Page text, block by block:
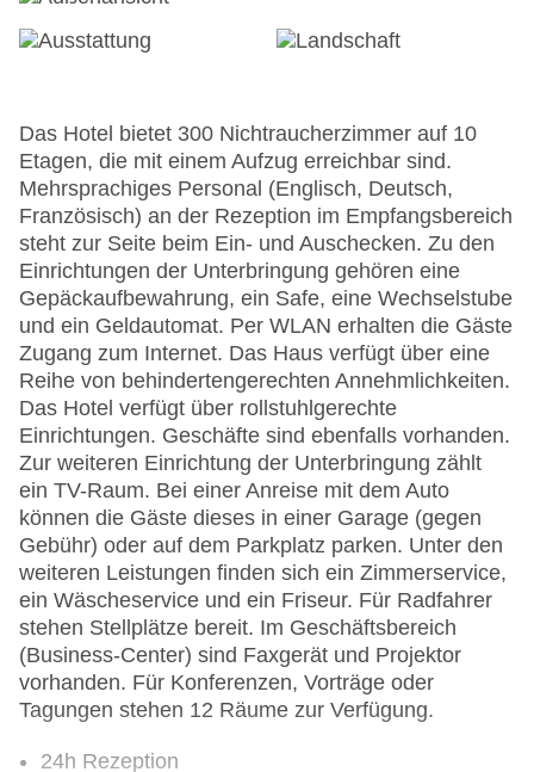
Das Hotel bietet 300 Nichtraucherzimmer auf 10
Etagen, die mit einem Aufzug erreichbar sind.
Mehrsprachiges Personal (Englisch, Deutsch,
Französisch) an der Rezeption im Empfangsbereich
steht zur Seite beim Ein- und Auschecken. Zu den
Einrichtungen der Unterbringung gehören eine
Gepäckaufbewahrung, ein Safe, eine Wechselstube
und ein Geldautomat. Per WLAN erhalten die Gäste
Zugang zum Internet. Das Haus verfügt über eine
Reihe von behindertengerechten Annehmlichkeiten.
Das Hotel verfügt über rollstuhlgerechte
Einrichtungen. Geschäfte sind ebenfalls vorhanden.
Zur weiteren Einrichtung der Unterbringung zählt
ein TV-Raum. Bei einer Anreise mit dem Auto
können die Gäste dieses in einer Garage (gegen
Gebühr) oder auf dem Parkplatz parken. Unter den
weiteren Leistungen finden sich ein Zimmerservice,
ein Wäscheservice und ein Friseur. Für Radfahrer
stehen Stellplätze bereit. Im Geschäftsbereich
(Business-Center) sind Faxgerät und Projektor
vorhanden. Für Konferenzen, Vorträge oder
Tagungen stehen 12 Räume zur Verfügung.
24h Rezeption